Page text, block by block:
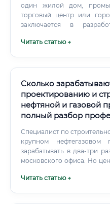
один жилой дом,
торговый центр или
заключается в
строительством
выбирает материалы,
на десятилетия
ответственность за
Читать статью →
Сколько
проектированию и
нефтяной и газовой
полный разбор
Специалист по
крупном
зарабатывать в два-три
московского офиса. Но
платят меньше, чем
Читать статью →